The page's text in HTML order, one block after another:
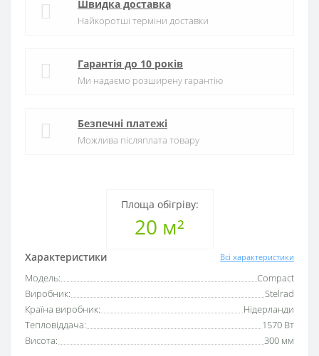
Площа обігріву:
20 м²
Характеристики Всі характеристики
Модель:
Compact
Виробник:
Stelrad
Країна виробник:
Нідерланди
Тепловіддача:
1570 Вт
Висота:
300 мм
Швидка доставка
Найкоротші терміни доставки
Гарантія до 10 років
Ми надаємо розширену гарантію
Безпечні платежі
Можлива післяплата товару